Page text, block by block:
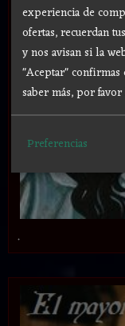
.
experiencia de
ofertas, recuerdan
y nos avisan si la
"Aceptar" confirmas
saber más, por
Preferencias